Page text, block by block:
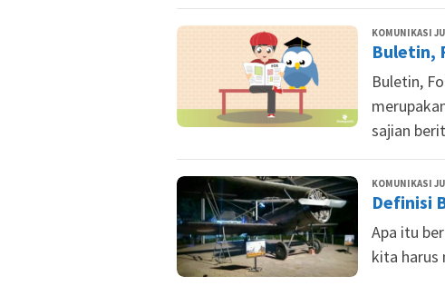
KOMUNIKASI
Buletin,
Buletin,
sajian
KOMUNIKASI
Definisi
Apa itu
kita